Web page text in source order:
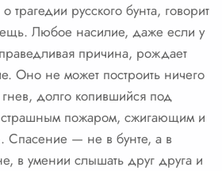
русского бунта, говорит
Любое насилие, даже если у
причина, рождает
Оно не может построить ничего
долго копившийся под
страшным пожаром, сжигающим и
Спасение — не в бунте, а в
в умении слышать друг друга и